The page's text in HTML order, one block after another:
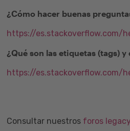
¿Cómo hacer buenas
https://es.stackoverflow.com/
¿Qué son las etiquetas (tags)
https://es.stackoverflow.com/
Consultar nuestros foros